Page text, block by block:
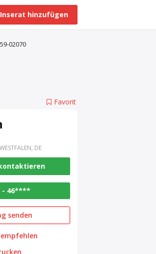
Inserat hinzufügen
02070
Favorit
DE
- 46****
senden